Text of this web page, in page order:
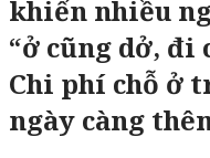
khiến nhiều
“ở cũng dở, đi
Chi phí chỗ ở
ngày càng